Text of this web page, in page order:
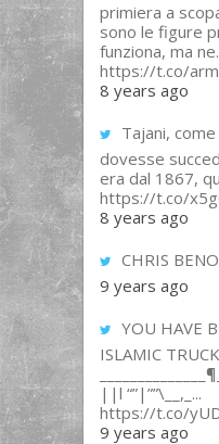
primiera a
sono le figure
funziona, ma
https://t.co/
8 years ago
Tajani,
dovesse
era dal 1867,
https://t.co/
8 years ago
CHRIS
9 years ago
YOU HAVE
ISLAMIC
||l “”|””\__,_...
https://t.co/
9 years ago